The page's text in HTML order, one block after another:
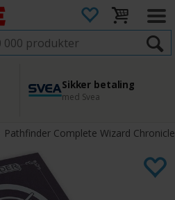
Sikker betaling
med Svea
45 dager returfrist
Enkel retur
Pathfinder Complete Wizard Chronicle